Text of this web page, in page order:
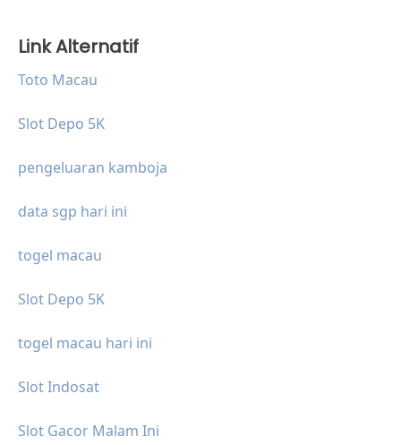
Link Alternatif
Toto Macau
Slot Depo 5K
pengeluaran kamboja
data sgp hari ini
togel macau
Slot Depo 5K
togel macau hari ini
Slot Indosat
Slot Gacor Malam Ini